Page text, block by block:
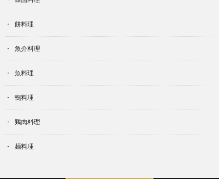
餅料理
魚介料理
魚料理
鴨料理
鶏肉料理
麺料理